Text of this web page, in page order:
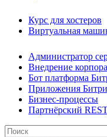
Курс для хостеров
Виртуальная
Администратор
Внедрение
Бот платформа
Приложения
Бизнес-процессы
Партнёрский